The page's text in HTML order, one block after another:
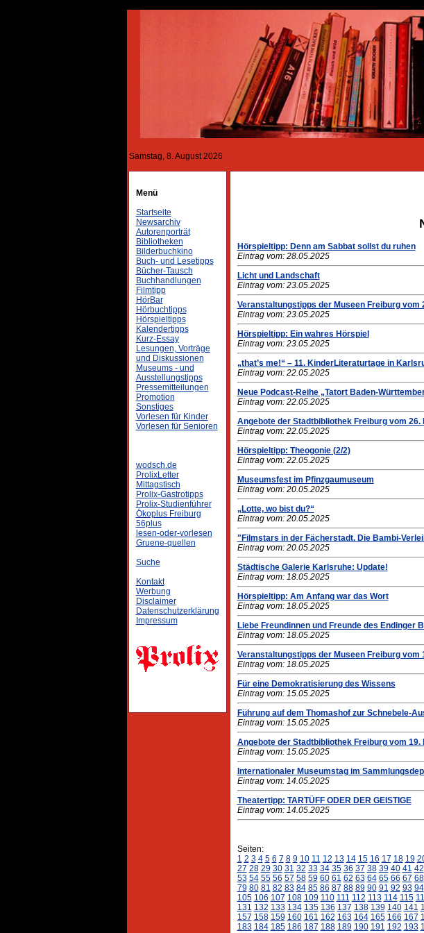
Samstag, 8. August 2026
Menü
Startseite
Newsarchiv
Autorenporträt
Bibliotheken
Bilderbuchkino
Buch- und Lesetipps
Bücher-Tausch
Buchhandlungen
Filmtipp
HörBar
Hörbuchtipps
Hörspieltipps
Kalendertipps
Kurz-Essay
Lesungen, Vorträge
und Diskussionen
Museums - und
Ausstellungstipps
Pressemitteilungen
Promotion
Sonstiges
Vorlesen für Kinder
Vorlesen für Senioren
wodsch.de
ProlixLetter
Mittagstisch
Prolix-Gastrotipps
Prolix-Studienführer
Ökoplus Freiburg
56plus
lesen-oder-vorlesen
Gruene-quellen
Suche
Kontakt
Werbung
Disclaimer
Datenschutzerklärung
Impressum
Hörspieltipp: Denn am Sabbat sollst du ruhen
Eintrag vom: 28.05.2025
Licht und Landschaft
Eintrag vom: 23.05.2025
Veranstaltungstipps der Museen Freiburg vom
Eintrag vom: 23.05.2025
Hörspieltipp: Ein wahres Hörspiel
Eintrag vom: 23.05.2025
„that’s me!“ – 11. KinderLiteraturtage in
Eintrag vom: 22.05.2025
Neue Podcast-Reihe „Tatort Baden-
Eintrag vom: 22.05.2025
Angebote der Stadtbibliothek Freiburg vom 26.
Eintrag vom: 22.05.2025
Hörspieltipp: Theogonie (2/2)
Eintrag vom: 22.05.2025
Museumsfest im Pfinzgaumuseum
Eintrag vom: 20.05.2025
„Lotte, wo bist du?“
Eintrag vom: 20.05.2025
"Filmstars in der Fächerstadt. Die Bambi-
Eintrag vom: 20.05.2025
Städtische Galerie Karlsruhe: Update!
Eintrag vom: 18.05.2025
Hörspieltipp: Am Anfang war das Wort
Eintrag vom: 18.05.2025
Liebe Freundinnen und Freunde des Endinger
Eintrag vom: 18.05.2025
Veranstaltungstipps der Museen Freiburg vom
Eintrag vom: 18.05.2025
Für eine Demokratisierung des Wissens
Eintrag vom: 15.05.2025
Führung auf dem Thomashof zur Schnebele-
Eintrag vom: 15.05.2025
Angebote der Stadtbibliothek Freiburg vom 19.
Eintrag vom: 15.05.2025
Internationaler Museumstag im
Eintrag vom: 14.05.2025
Theatertipp: TARTÜFF ODER DER GEISTIGE
Eintrag vom: 14.05.2025
Seiten:
1 2 3 4 5 6 7 8 9 10 11 12 13 14 15 16 17 18 19
27 28 29 30 31 32 33 34 35 36 37 38 39 40 41 42
53 54 55 56 57 58 59 60 61 62 63 64 65 66 67 68
79 80 81 82 83 84 85 86 87 88 89 90 91 92 93 94
105 106 107 108 109 110 111 112 113 114 115
131 132 133 134 135 136 137 138 139 140 141
157 158 159 160 161 162 163 164 165 166 167
183 184 185 186 187 188 189 190 191 192 193